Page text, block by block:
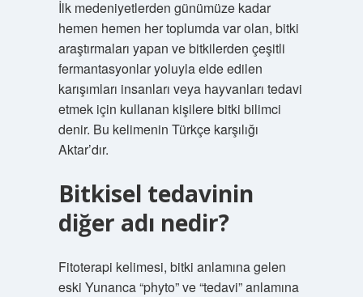
İlk medeniyetlerden günümüze kadar
hemen hemen her toplumda var olan, bitki
araştırmaları yapan ve bitkilerden çeşitli
fermantasyonlar yoluyla elde edilen
karışımları insanları veya hayvanları tedavi
etmek için kullanan kişilere bitki bilimci
denir. Bu kelimenin Türkçe karşılığı
Aktar’dır.
Bitkisel tedavinin
diğer adı nedir?
Fitoterapi kelimesi, bitki anlamına gelen
eski Yunanca “phyto” ve “tedavi” anlamına